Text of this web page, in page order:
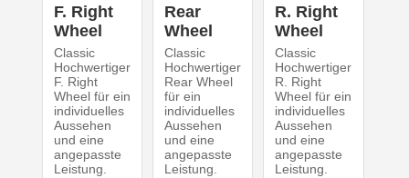
F. Right
Wheel
Classic
Hochwertiger
F. Right
Wheel für ein
individuelles
Aussehen
und eine
angepasste
Leistung.
Rear
Wheel
Classic
Hochwertiger
Rear Wheel
für ein
individuelles
Aussehen
und eine
angepasste
Leistung.
R. Right
Wheel
Classic
Hochwertiger
R. Right
Wheel für ein
individuelles
Aussehen
und eine
angepasste
Leistung.